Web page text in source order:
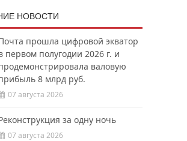
НОВОСТИ
прошла цифровой экватор
первом полугодии 2026 г. и
валовую
8 млрд руб.
07 августа 2026
за одну ночь
07 августа 2026